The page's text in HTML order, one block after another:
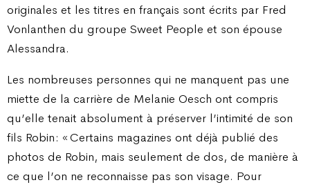
originales et les titres en français sont écrits par Fred
Vonlanthen du groupe Sweet People et son épouse
Alessandra.
Les nombreuses personnes qui ne manquent pas une
miette de la carrière de Melanie Oesch ont compris
qu’elle tenait absolument à préserver l’intimité de son
fils Robin : « Certains magazines ont déjà publié des
photos de Robin, mais seulement de dos, de manière à
ce que l’on ne reconnaisse pas son visage. Pour